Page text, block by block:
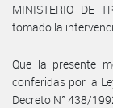
MINISTERIO DE
tomado la
Que la presente
conferidas por la
Decreto N° 438/